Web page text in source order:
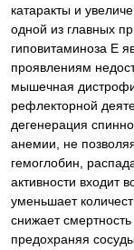
катаракты и
одной из главных
гиповитаминоза Е
проявлениям
мышечная
рефлекторной
дегенерация
анемии, не
гемоглобин,
активности входит
уменьшает
снижает
предохраняя